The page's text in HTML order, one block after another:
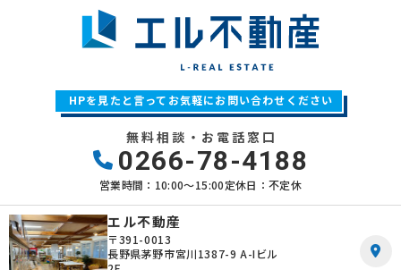
HPを見たと言ってお気軽にお問い合わせください
無料相談・お電話窓口
0266-78-4188
営業時間：10:00〜15:00定休日：不定休
エル不動産
〒391-0013
長野県茅野市宮川1387-9 A-Iビル